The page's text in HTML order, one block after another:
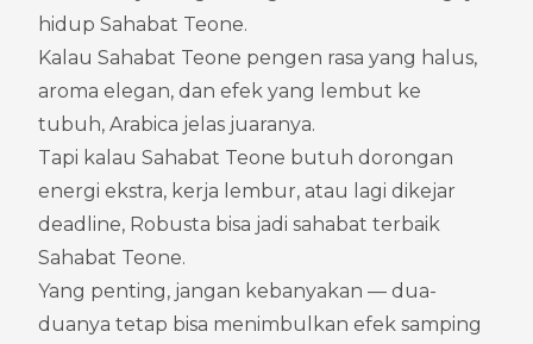
hidup Sahabat Teone.
Kalau Sahabat Teone pengen rasa yang halus,
aroma elegan, dan efek yang lembut ke
tubuh, Arabica jelas juaranya.
Tapi kalau Sahabat Teone butuh dorongan
energi ekstra, kerja lembur, atau lagi dikejar
deadline, Robusta bisa jadi sahabat terbaik
Sahabat Teone.
Yang penting, jangan kebanyakan — dua-
duanya tetap bisa menimbulkan efek samping